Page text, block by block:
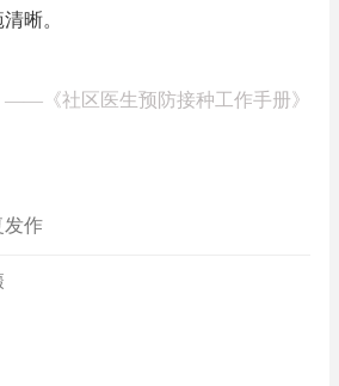
晰。
—— 《社区医生预防接种工作手册》
发作